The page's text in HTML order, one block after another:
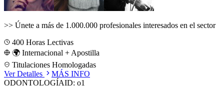
>> Únete a más de 1.000.000 profesionales interesados en el sector
400 Horas Lectivas
🌍 Internacional + Apostilla
Titulaciones Homologadas
Ver Detalles
MÁS INFO
ODONTOLOGÍAID: o1